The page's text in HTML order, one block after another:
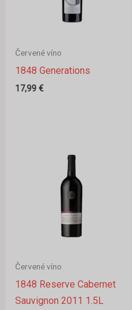
Červené víno
1848 Generations
17,99 €
Červené víno
1848 Reserve Cabernet
Sauvignon 2011 1.5L